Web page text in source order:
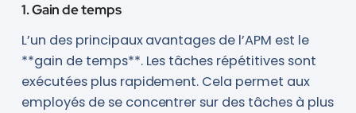
1. Gain de temps
L’un des principaux avantages de l’APM est le
**gain de temps**. Les tâches répétitives sont
exécutées plus rapidement. Cela permet aux
employés de se concentrer sur des tâches à plus